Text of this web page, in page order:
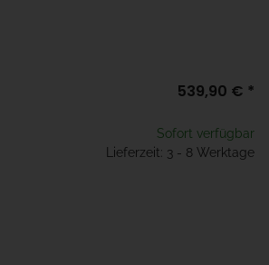
539,90 € *
Sofort verfügbar
Lieferzeit: 3 - 8 Werktage